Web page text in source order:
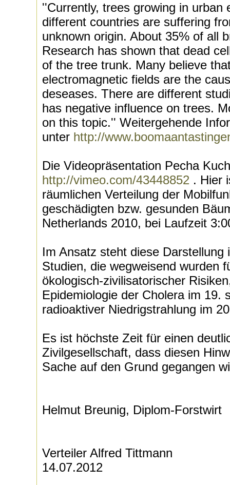
''Currently, trees growing in urban
different countries are suffering
unknown origin. About 35% of all
Research has shown that dead
of the tree trunk. Many believe
electromagnetic fields are the
deseases. There are different
has negative influence on trees.
on this topic.'' Weitergehende
unter http://
Die Videopräsentation Pecha
http://vimeo.com/43448852 . Hier
räumlichen Verteilung der
geschädigten bzw. gesunden
Netherlands 2010, bei Laufzeit
Im Ansatz steht diese Darstellung
Studien, die wegweisend wurden
ökologisch-zivilisatorischer
Epidemiologie der Cholera im 19.
radioaktiver Niedrigstrahlung im
Es ist höchste Zeit für einen
Zivilgesellschaft, dass diesen
Sache auf den Grund gegangen
Helmut Breunig, Diplom-Forstwirt
Verteiler Alfred Tittmann
14.07.2012